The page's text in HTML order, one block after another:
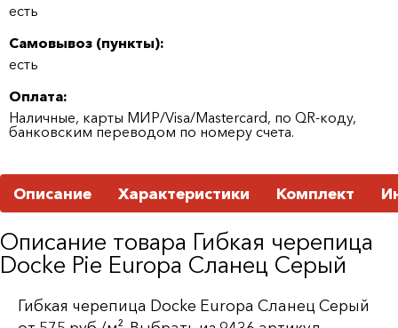
есть
Самовывоз (пункты):
есть
Оплата:
Наличные, карты МИР/Visa/Mastercard, по QR-коду,
банковским переводом по номеру счета.
Описание Характеристики Комплект
Описание товара Гибкая черепица
Docke Pie Europa Сланец Серый
Гибкая черепица Docke Europa Сланец Серый